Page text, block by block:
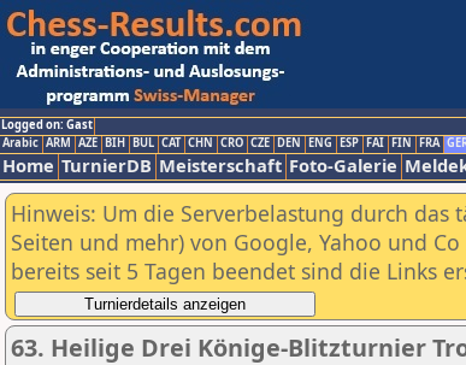
Logged on: Gast
Arabic ARM AZE BIH BUL CAT CHN CRO CZE DEN ENG ESP FAI FIN FRA
Home TurnierDB Meisterschaft Foto-Galerie
Hinweis: Um die Serverbelastung durch das
Seiten und mehr) von Google, Yahoo und
bereits seit 5 Tagen beendet sind die Links
63. Heilige Drei Könige-Blitzturnier